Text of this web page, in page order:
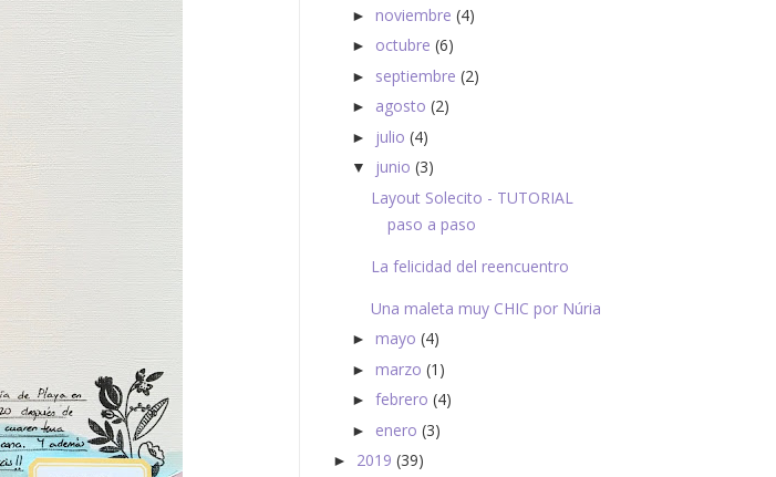
► noviembre (4)
► octubre (6)
► septiembre (2)
► agosto (2)
► julio (4)
▼ junio (3)
Layout Solecito - TUTORIAL
paso a paso
La felicidad del reencuentro
Una maleta muy CHIC por Núria
► mayo (4)
► marzo (1)
► febrero (4)
► enero (3)
► 2019 (39)